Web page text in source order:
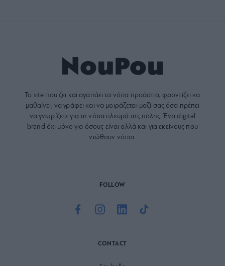
Το site που ζει και αγαπάει τα νότια προάστια, φροντίζει να
μαθαίνει, να γράφει και να μοιράζεται μαζί σας όσα πρέπει
να γνωρίζετε για τη νότια πλευρά της πόλης. Ένα digital
brand όχι μόνο για όσους είναι αλλά και για εκείνους που
νιώθουν νότιοι.
FOLLOW
CONTACT